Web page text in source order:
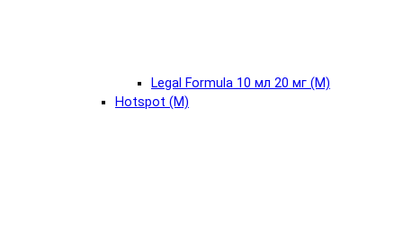
Legal Formula 10 мл 20 мг (М)
Hotspot (М)